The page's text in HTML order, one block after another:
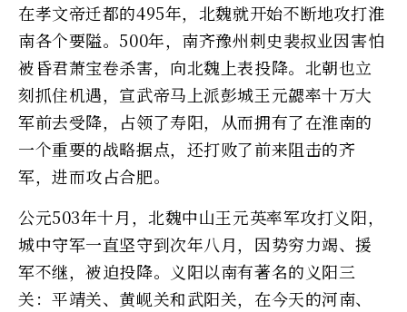
在孝文帝迁都的495年，北魏就开始不断地攻打淮
南各个要隘。500年，南齐豫州刺史裴叔业因害怕
被昏君萧宝卷杀害，向北魏上表投降。北朝也立
刻抓住机遇，宣武帝马上派彭城王元勰率十万大
军前去受降，占领了寿阳，从而拥有了在淮南的
一个重要的战略据点，还打败了前来阻击的齐
军，进而攻占合肥。
公元503年十月，北魏中山王元英率军攻打义阳，
城中守军一直坚守到次年八月，因势穷力竭、援
军不继，被迫投降。义阳以南有著名的义阳三
关：平靖关、黄岘关和武阳关，在今天的河南、